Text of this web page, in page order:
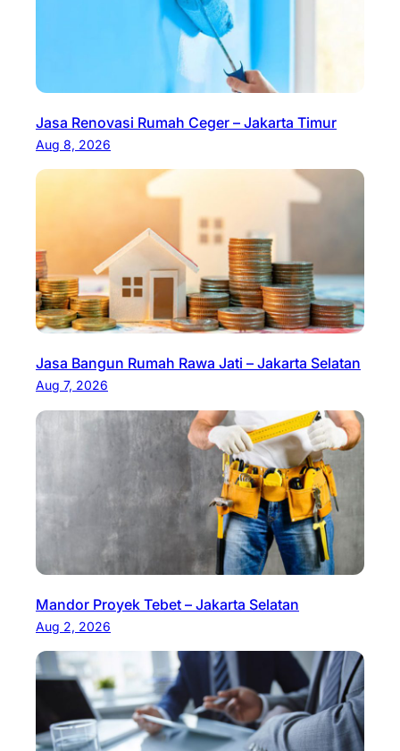
Jasa Renovasi Rumah Ceger – Jakarta Timur
Aug 8, 2026
Jasa Bangun Rumah Rawa Jati – Jakarta Selatan
Aug 7, 2026
Mandor Proyek Tebet – Jakarta Selatan
Aug 2, 2026